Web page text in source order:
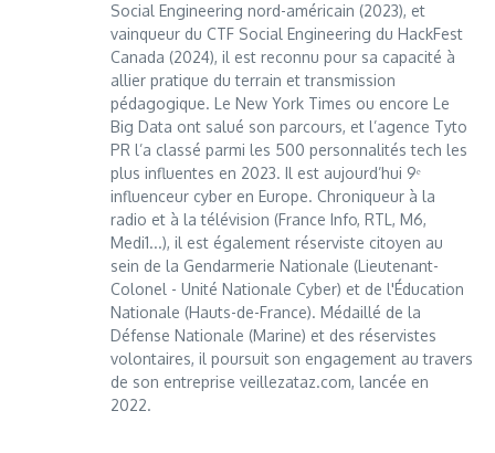
Social Engineering nord-américain (2023), et
vainqueur du CTF Social Engineering du HackFest
Canada (2024), il est reconnu pour sa capacité à
allier pratique du terrain et transmission
pédagogique. Le New York Times ou encore Le
Big Data ont salué son parcours, et l’agence Tyto
PR l’a classé parmi les 500 personnalités tech les
plus influentes en 2023. Il est aujourd’hui 9ᵉ
influenceur cyber en Europe. Chroniqueur à la
radio et à la télévision (France Info, RTL, M6,
Medi1...), il est également réserviste citoyen au
sein de la Gendarmerie Nationale (Lieutenant-
Colonel - Unité Nationale Cyber) et de l'Éducation
Nationale (Hauts-de-France). Médaillé de la
Défense Nationale (Marine) et des réservistes
volontaires, il poursuit son engagement au travers
de son entreprise veillezataz.com, lancée en
2022.